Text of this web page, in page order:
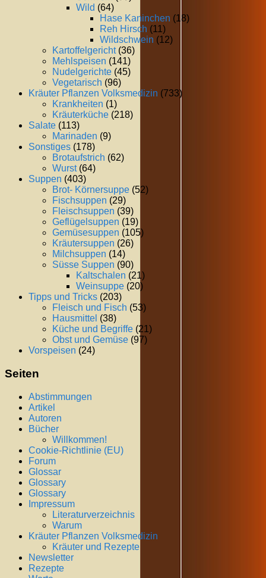
Wild (64)
Hase Kaninchen (18)
Reh Hirsch (11)
Wildschwein (12)
Kartoffelgericht(36)
Mehlspeisen (141)
Nudelgerichte (45)
Vegetarisch (96)
Kräuter Pflanzen Volksmedizin (733)
Krankheiten (1)
Kräuterküche (218)
Salate (113)
Marinaden (9)
Sonstiges (178)
Brotaufstrich (62)
Wurst(64)
Suppen (403)
Brot- Körnersuppe (52)
Fischsuppen (29)
Fleischsuppen (39)
Geflügelsuppen (19)
Gemüsesuppen (105)
Kräutersuppen (26)
Milchsuppen (14)
Süsse Suppen (90)
Kaltschalen (21)
Weinsuppe (20)
Tipps und Tricks (203)
Fleisch und Fisch (53)
Hausmittel (38)
Küche und Begriffe (21)
Obst und Gemüse (97)
Vorspeisen (24)
Seiten
Abstimmungen
Artikel
Autoren
Bücher
Willkommen!
Cookie-Richtlinie (EU)
Forum
Glossar
Glossary
Glossary
Impressum
Literaturverzeichnis
Warum
Kräuter Pflanzen Volksmedizin
Kräuter und Rezepte
Newsletter
Rezepte